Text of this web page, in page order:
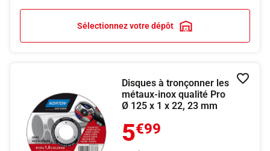
Sélectionnez votre dépôt
Disques à tronçonner les
métaux-inox qualité Pro
Ø 125 x 1 x 22, 23 mm
5€99